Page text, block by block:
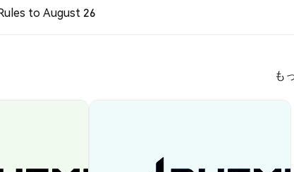
to August 26
も